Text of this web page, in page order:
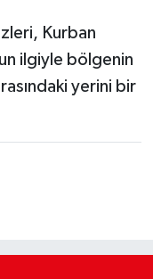
Kurban
ilgiyle bölgenin
yerini bir